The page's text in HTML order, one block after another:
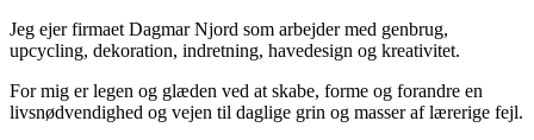
Jeg ejer firmaet Dagmar Njord som arbejder med genbrug,
upcycling, dekoration, indretning, havedesign og kreativitet.
For mig er legen og glæden ved at skabe, forme og forandre en
livsnødvendighed og vejen til daglige grin og masser af lærerige fejl.